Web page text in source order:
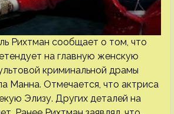
Рихтман сообщает о том, что
на главную женскую
криминальной драмы
Манна. Отмечается, что актриса
Элизу. Других деталей на